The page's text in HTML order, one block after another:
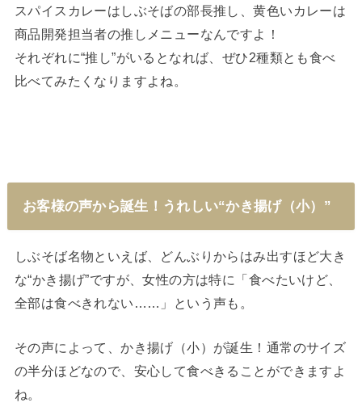
スパイスカレーはしぶそばの部長推し、黄色いカレーは
商品開発担当者の推しメニューなんですよ！
それぞれに“推し”がいるとなれば、ぜひ2種類とも食べ
比べてみたくなりますよね。
お客様の声から誕生！うれしい“かき揚げ（小）”
しぶそば名物といえば、どんぶりからはみ出すほど大き
な“かき揚げ”ですが、女性の方は特に「食べたいけど、
全部は食べきれない……」という声も。
その声によって、かき揚げ（小）が誕生！通常のサイズ
の半分ほどなので、安心して食べきることができますよ
ね。